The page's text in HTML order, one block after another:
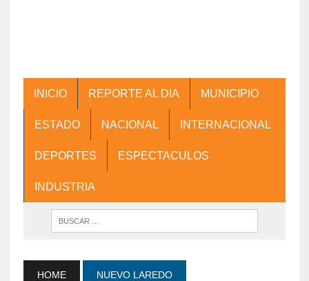
INICIO REPORTE AL DIA MUNICIPIO
ESTADO NACIONAL INTERNACIONAL
DEPORTES ESPECTACULOS
INDUSTRIA
HOME NUEVO LAREDO